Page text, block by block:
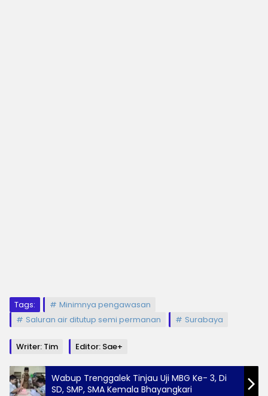
Tags:
Minimnya pengawasan
Saluran air ditutup semi permanan
Surabaya
Writer: Tim Editor: Sae+
Wabup Trenggalek Tinjau Uji MBG Ke- 3, Di
SD, SMP, SMA Kemala Bhayangkari